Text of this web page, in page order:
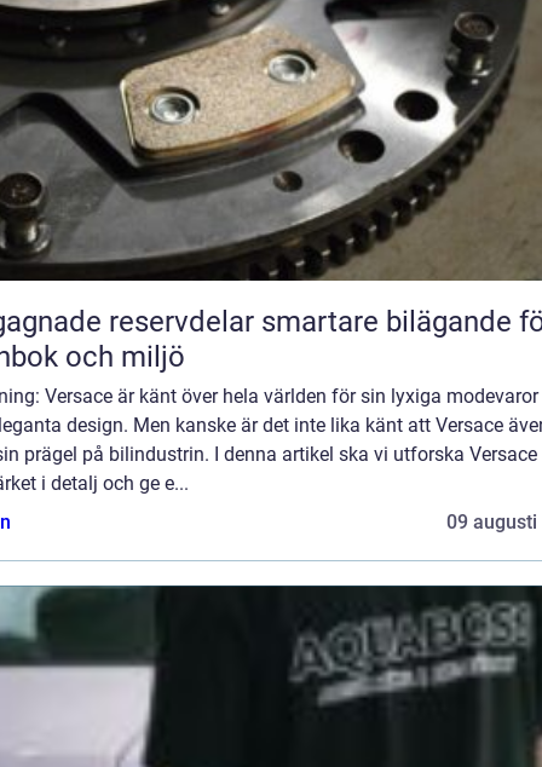
reservdelar smartare bilägande för
och miljö
Versace är känt över hela världen för sin lyxiga
design. Men kanske är det inte lika känt att Versace
prägel på bilindustrin. I denna artikel ska vi utforska Versace
i detalj och ge e...
09 augusti